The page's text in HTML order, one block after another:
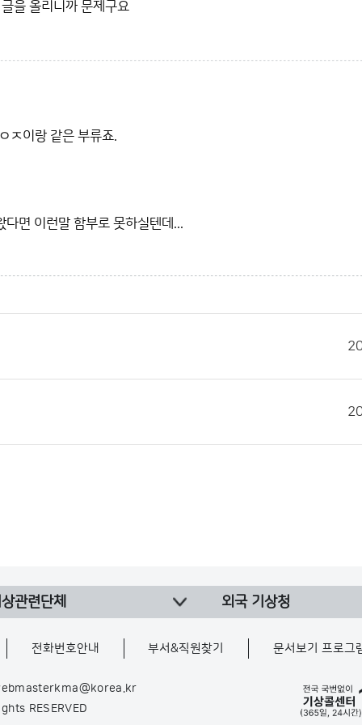
을 올리니까 문제구요
ㅈ이랑 같은 부류죠.
면 이런말 함부로 못하실텐데...
관련단체 외국 기상청
전화번호안내 부서&직원찾기 문서보기 프로그
RESERVED